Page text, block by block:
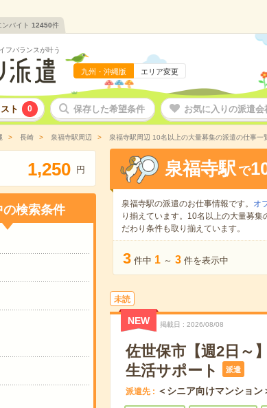
ンバイト 12450件
フバランスが叶う
九州・沖縄版 エリア変更
ト 0 保存した希望条件 お気に入りの派遣会
長崎 泉福寺駅周辺 泉福寺駅周辺 10名以上の大量募集の派遣の仕事一
1,250 円
の検索条件
泉福寺駅 で
泉福寺駅の派遣のお仕事情報です。 オ
り揃えています。10名以上の大量募集
だわり条件も取り揃えています。
3 件中 1 ～ 3 件を表示中
未読
NEW 掲載日 2026/08/08
佐世保市【週2日～
生活サポート
派遣
派遣先 ＜シニア向けマンション